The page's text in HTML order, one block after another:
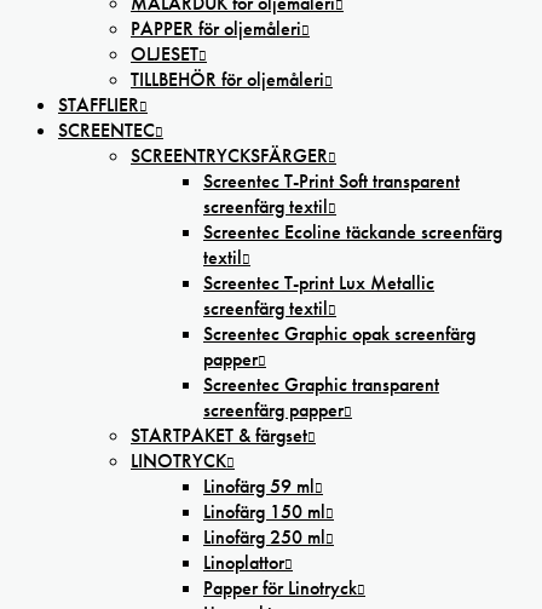
PAPPER för oljemåleri
OLJESET
TILLBEHÖR för oljemåleri
STAFFLIER
SCREENTEC
SCREENTRYCKSFÄRGER
Screentec T-Print Soft transparent
screenfärg textil
Screentec Ecoline täckande screenfärg
textil
Screentec T-print Lux Metallic
screenfärg textil
Screentec Graphic opak screenfärg
papper
Screentec Graphic transparent
screenfärg papper
STARTPAKET & färgset
LINOTRYCK
Linofärg 59 ml
Linofärg 150 ml
Linofärg 250 ml
Linoplattor
Papper för Linotryck